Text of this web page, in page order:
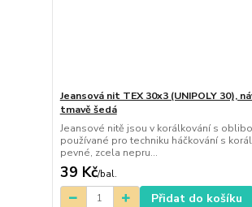
Jeansová nit TEX 30x3 (UNIPOLY 30),
tmavě šedá
Jeansové nitě jsou v korálkování s
používané pro techniku háčkování s
pevné, zcela nepru...
39 Kč/bal.
Přidat do košíku